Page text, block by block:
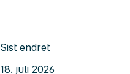
Sist endret
18. juli 2026